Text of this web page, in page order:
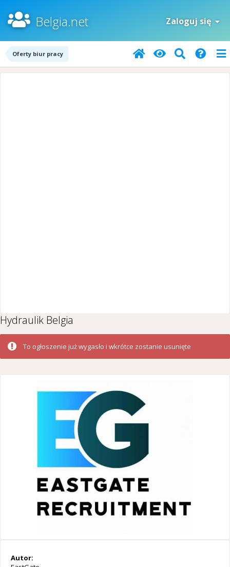
Belgia.net Zaloguj się
Oferty biur pracy
Hydraulik Belgia
To ogłoszenie już wygasło i wkrótce zostanie usunięte
Autor: